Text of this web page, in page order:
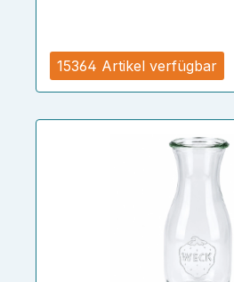
15364 Artikel verfügbar